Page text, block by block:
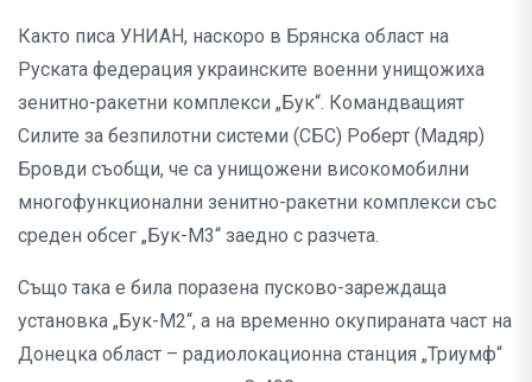
Както писа УНИАН, наскоро в Брянска област на
Руската федерация украинските военни унищожиха
зенитно-ракетни комплекси „Бук“. Командващият
Силите за безпилотни системи (СБС) Роберт (Мадяр)
Бровди съобщи, че са унищожени високомобилни
многофункционални зенитно-ракетни комплекси със
среден обсег „Бук-М3“ заедно с разчета.
Също така е била поразена пусково-зареждаща
установка „Бук-М2“, а на временно окупираната част на
Донецка област – радиолокационна станция „Триумф“